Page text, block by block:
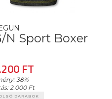
N Sport Boxer
FT
38%
2.000 Ft
DARABOK